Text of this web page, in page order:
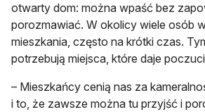
otwarty dom: można wpaść bez
porozmawiać. W okolicy wiele osób
mieszkania, często na krótki czas.
potrzebują miejsca, które daje
– Mieszkańcy cenią nas za
i to, że zawsze można tu przyjść i